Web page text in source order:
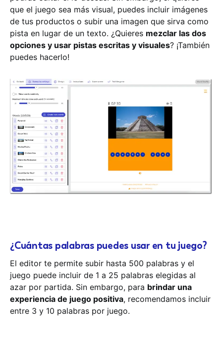
que el juego sea más visual, puedes incluir imágenes
de tus productos o subir una imagen que sirva como
pista en lugar de un texto. ¿Quieres mezclar las dos
opciones y usar pistas escritas y visuales? ¡También
puedes hacerlo!
¿Cuántas palabras puedes usar en tu juego?
El editor te permite subir hasta 500 palabras y el
juego puede incluir de 1 a 25 palabras elegidas al
azar por partida. Sin embargo, para brindar una
experiencia de juego positiva, recomendamos incluir
entre 3 y 10 palabras por juego.